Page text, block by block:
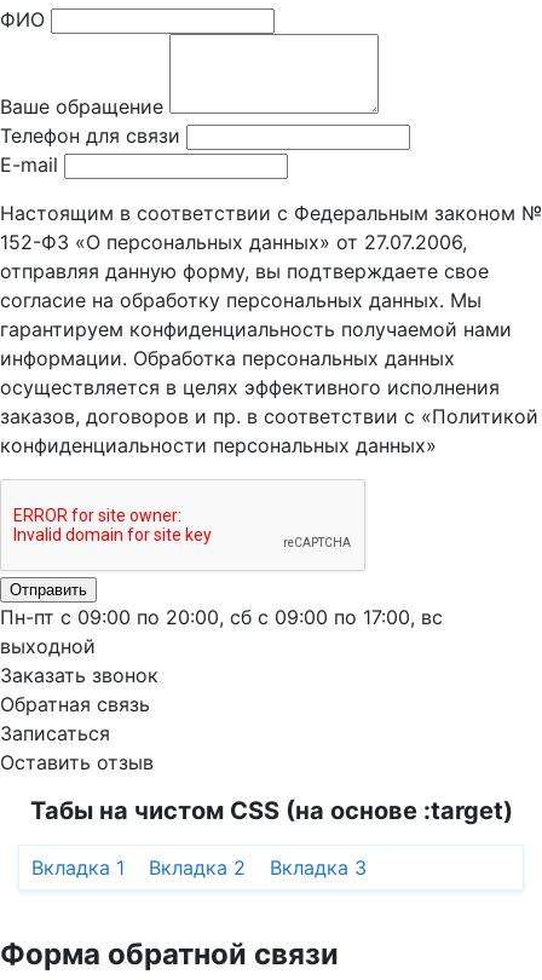
ФИО
Ваше обращение
Телефон для связи
E-mail
Настоящим в соответствии с Федеральным законом №
152-ФЗ «О персональных данных» от 27.07.2006,
отправляя данную форму, вы подтверждаете свое
согласие на обработку персональных данных. Мы
гарантируем конфиденциальность получаемой нами
информации. Обработка персональных данных
осуществляется в целях эффективного исполнения
заказов, договоров и пр. в соответствии с «Политикой
конфиденциальности персональных данных»
Отправить
Пн-пт с 09:00 по 20:00, сб с 09:00 по 17:00, вс
выходной
Заказать звонок
Обратная связь
Записаться
Оставить отзыв
Табы на чистом CSS (на основе :target)
Вкладка 1 Вкладка 2 Вкладка 3
Форма обратной связи